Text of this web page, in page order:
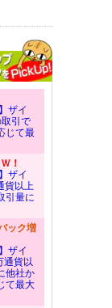
ザイ
引で
じて最
！
ザイ
貨以上
引量に
ック増
ザイ
通貨以
他社か
て最大